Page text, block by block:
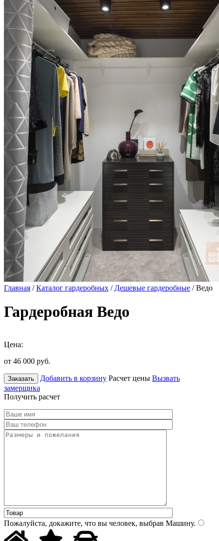
Главная /Каталог гардеробных / Дешевые гардеробные / Ведо
Гардеробная Ведо
Цена:
от 46 000 руб.
Заказать Добавить в корзину Расчет цены Вызвать
замерщика
Получить расчет
Пожалуйста, докажите, что вы человек, выбрав Машину.